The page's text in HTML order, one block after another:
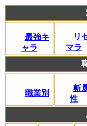
最強キ
ャラ
リ
マラ
職業別
斬
性